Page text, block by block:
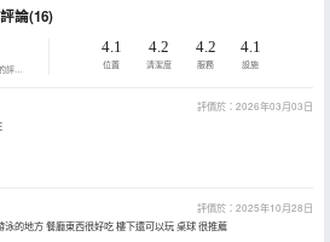
論(16)
永安旅遊評價由真實酒店住客提供的評價。
4.1
位置
4.2
清潔度
4.2
服務
4.1
設施
評價於：2026年03月03日
評價於：2025年10月28日
泳的地方 餐廳東西很好吃 樓下還可以玩 桌球 很推薦